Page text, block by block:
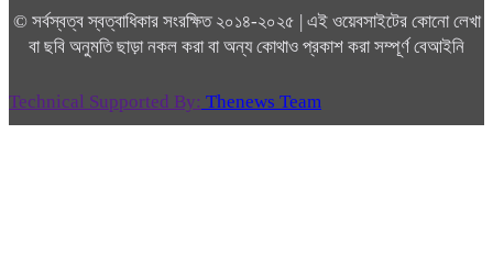
© সর্বস্বত্ব স্বত্বাধিকার সংরক্ষিত ২০১৪-২০২৫ | এই ওয়েবসাইটের কোনো লেখা
বা ছবি অনুমতি ছাড়া নকল করা বা অন্য কোথাও প্রকাশ করা সম্পূর্ণ বেআইনি
Technical Supported By: Thenews Team